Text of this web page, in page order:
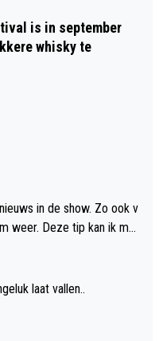
is in september
whisky te
in de show. Zo ook v
weer. Deze tip kan ik met
laat vallen..